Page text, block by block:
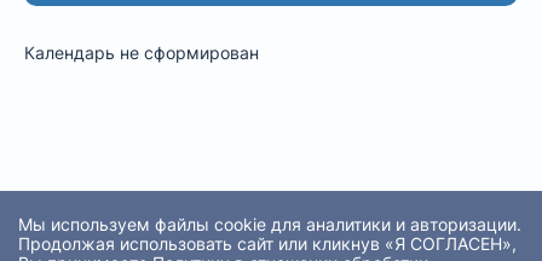
Календарь не сформирован
Мы используем файлы cookie для аналитики и авторизации.
Продолжая использовать сайт или кликнув «Я СОГЛАСЕН»,